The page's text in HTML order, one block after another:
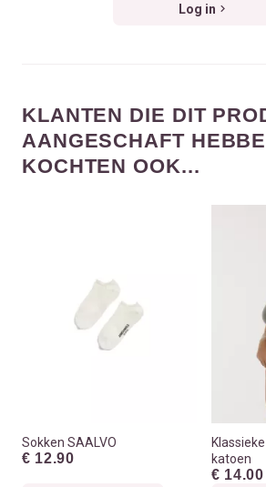
Log in
KLANTEN DIE DIT
AANGESCHAFT
KOCHTEN OOK...
Sokken SAALVO
€ 12.90
katoen
€ 14.00